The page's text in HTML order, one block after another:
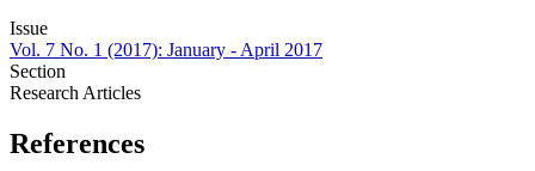
Issue
Vol. 7 No. 1 (2017): January - April 2017
Section
Research Articles
References